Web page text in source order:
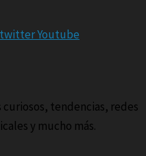
Youtube
tendencias, redes
y mucho más.